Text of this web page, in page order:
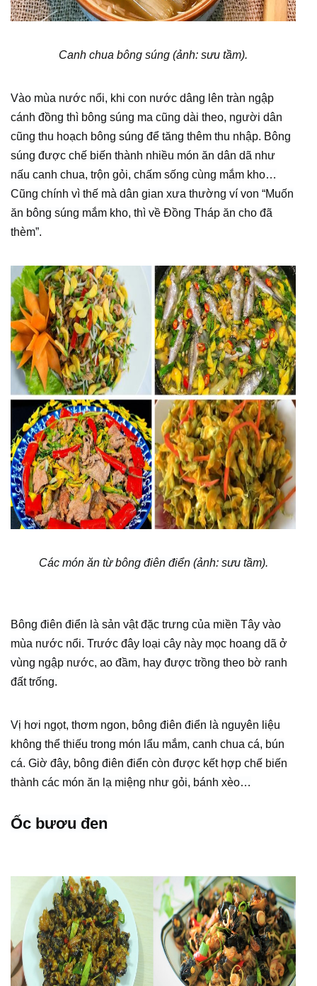
Canh chua bông súng (ảnh: sưu tầm).
Vào mùa nước nổi, khi con nước dâng lên tràn ngập
cánh đồng thì bông súng ma cũng dài theo, người dân
cũng thu hoạch bông súng để tăng thêm thu nhập. Bông
súng được chế biến thành nhiều món ăn dân dã như
nấu canh chua, trộn gỏi, chấm sống cùng mắm kho…
Cũng chính vì thế mà dân gian xưa thường ví von “Muốn
ăn bông súng mắm kho, thì về Đồng Tháp ăn cho đã
thèm”.
Các món ăn từ bông điên điển (ảnh: sưu tầm).
Bông điên điển là sản vật đặc trưng của miền Tây vào
mùa nước nổi. Trước đây loại cây này mọc hoang dã ở
vùng ngập nước, ao đầm, hay được trồng theo bờ ranh
đất trống.
Vị hơi ngọt, thơm ngon, bông điên điển là nguyên liệu
không thể thiếu trong món lẩu mắm, canh chua cá, bún
cá. Giờ đây, bông điên điển còn được kết hợp chế biến
thành các món ăn lạ miệng như gỏi, bánh xèo…
Ốc bươu đen